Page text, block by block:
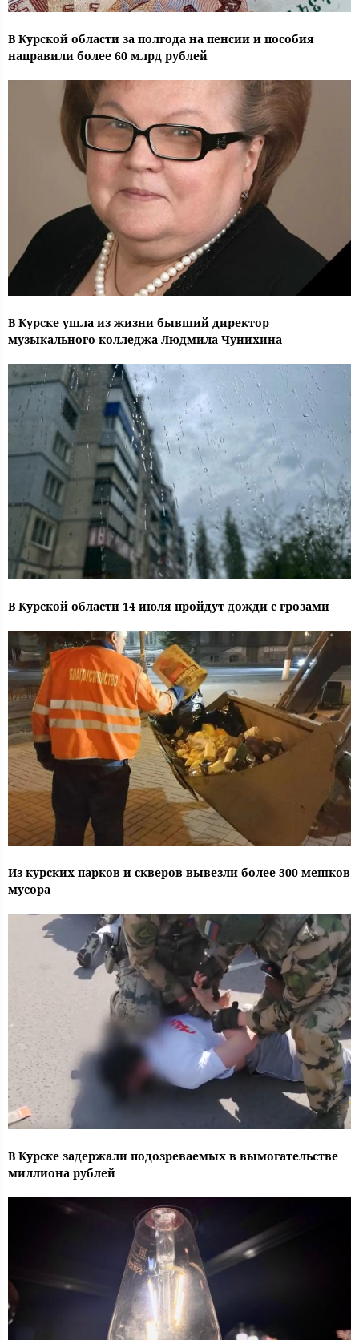
В Курской области за полгода на пенсии и пособия
направили более 60 млрд рублей
В Курске ушла из жизни бывший директор
музыкального колледжа Людмила Чунихина
В Курской области 14 июля пройдут дожди с грозами
Из курских парков и скверов вывезли более 300 мешков
мусора
В Курске задержали подозреваемых в вымогательстве
миллиона рублей